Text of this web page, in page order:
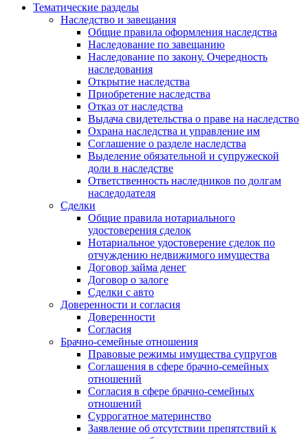
Тематические разделы
Наследство и завещания
Общие правила оформления наследства
Наследование по завещанию
Наследование по закону. Очередность
наследования
Открытие наследства
Приобретение наследства
Отказ от наследства
Выдача свидетельства о праве на наследство
Охрана наследства и управление им
Соглашение о разделе наследства
Выделение обязательной и супружеской
доли в наследстве
Ответственность наследников по долгам
наследодателя
Сделки
Общие правила нотариального
удостоверения сделок
Нотариальное удостоверение сделок по
отчуждению недвижимого имущества
Договор займа денег
Договор о залоге
Сделки с авто
Доверенности и согласия
Доверенности
Согласия
Брачно-семейные отношения
Правовые режимы имущества супругов
Соглашения в сфере брачно-семейных
отношений
Согласия в сфере брачно-семейных
отношений
Суррогатное материнство
Заявление об отсутствии препятствий к